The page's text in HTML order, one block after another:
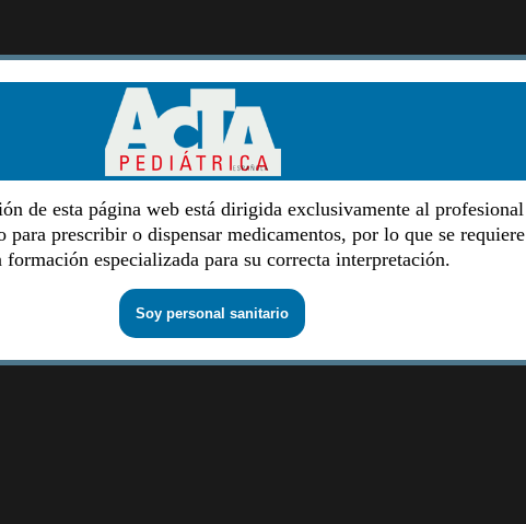
de esta página web está dirigida exclusivamente al profesional
para prescribir o dispensar medicamentos, por lo que se requiere
formación especializada para su correcta interpretación.
Soy personal sanitario